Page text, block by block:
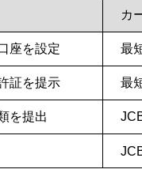
カ
座を設定 最
証を提示 最
を提出